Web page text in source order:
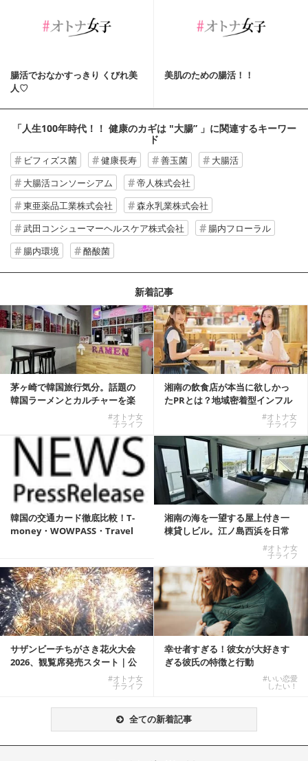
腸活でおなかすっきり くびれ美
人♡
美肌のための腸活！！
「人生100年時代！！ 健康のカギは "大腸” 」 に関連するキーワー
ド
ビフィズス菌 健康長寿 善玉菌
大腸活
大腸活コンソーシアム
帝人株式会社
東亜薬品工業株式会社
森永乳業株式会社
武田コンシューマーヘルスケア株式会社
腸内フローラル
腸内環境
酪酸菌
新着記事
茅ヶ崎で韓国旅行気分。話題の
韓国ラーメンとカルチャーを楽
#オトナ女
子ライフ
湘南の飲食店が本当に欲しかっ
たPRとは？地域密着型インフル
#オトナ女
子ライフ
韓国の交通カード徹底比較！T-
money・WOWPASS・Travel
湘南の海を一望する屋上付き一
棟貸しビル。江ノ島西浜を日常
#オトナ女
子ライフ
サザンビーチちがさき花火大会
2026、観覧席発売スタート｜公
#オトナ女
子ライフ
幸せ者すぎる！彼女が大好きす
ぎる彼氏の特徴と行動
#いい恋愛
したい！
全ての新着記事